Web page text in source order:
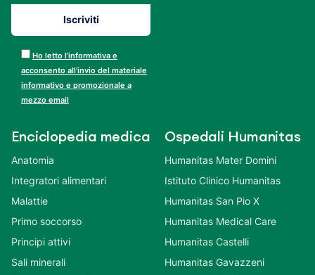
Ho letto l’informativa e
acconsento all’invio del materiale
informativo e promozionale a
mezzo email
Enciclopedia medica
Anatomia
Integratori alimentari
Malattie
Primo soccorso
Principi attivi
Sali minerali
Ospedali Humanitas
Humanitas Mater Domini
Istituto Clinico Humanitas
Humanitas San Pio X
Humanitas Medical Care
Humanitas Castelli
Humanitas Gavazzeni